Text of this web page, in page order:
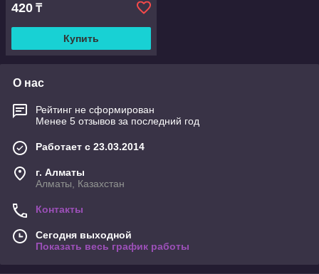
420 ₸
Купить
О нас
Рейтинг не сформирован
Менее 5 отзывов за последний год
Работает с 23.03.2014
г. Алматы
Алматы, Казахстан
Контакты
Сегодня выходной
Показать весь график работы